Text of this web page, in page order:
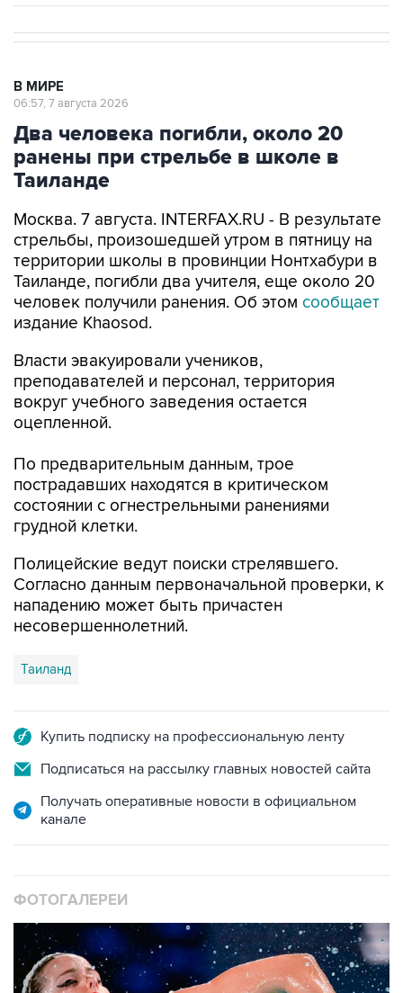
Два человека погибли, около 20
ранены при стрельбе в школе в
Таиланде
Москва. 7 августа. INTERFAX.RU - В результате
территории школы в провинции Нонтхабури в
Таиланде, погибли два учителя, еще около 20
человек получили ранения. Об этомсообщает
издание Khaosod.
Власти эвакуировали учеников,
вокруг учебного заведения остается
оцепленной.
По предварительным данным, трое
состоянии с огнестрельными ранениями
грудной клетки.
Полицейские ведут поиски стрелявшего.
нападению может быть причастен
несовершеннолетний.
Таиланд
Подписаться на рассылку главных новостей сайта
Получать оперативные новости в официальном